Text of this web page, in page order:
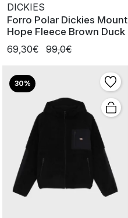
DICKIES
Forro Polar Dickies Mount
Hope Fleece Brown Duck
69,30€
99,0€
30%